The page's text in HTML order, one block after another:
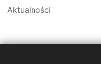
Aktualności